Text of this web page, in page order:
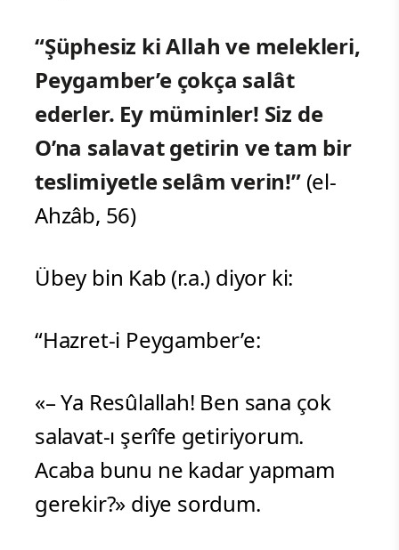
“Şüphesiz ki Allah ve melekleri,
Peygamber’e çokça salât
ederler. Ey müminler! Siz de
O’na salavat getirin ve tam bir
teslimiyetle selâm verin!”(el-
Ahzâb, 56)
Übey bin Kab (r.a.) diyor ki:
“Hazret-i Peygamber’e:
«– Ya Resûlallah! Ben sana çok
salavat-ı şerîfe getiriyorum.
Acaba bunu ne kadar yapmam
gerekir?» diye sordum.